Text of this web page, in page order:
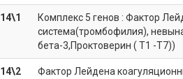
14\1
Комплекс 5 генов : Фактор
система(тромбофилия),
бета-3,Проктоверин ( T1 -Т7))
14\2 Фактор Лейдена